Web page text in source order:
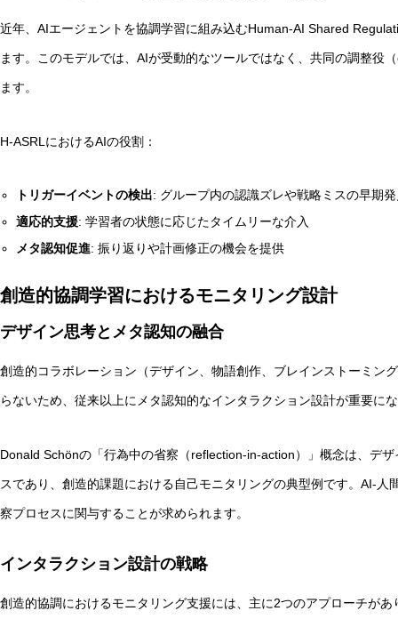
近年、AIエージェントを協調学習に組み込むHuman-AI Shared
ます。このモデルでは、AIが受動的なツールではなく、共同の調整役
ます。
H-ASRLにおけるAIの役割：
トリガーイベントの検出: グループ内の認識ズレや戦略ミスの早期
適応的支援: 学習者の状態に応じたタイムリーな介入
メタ認知促進: 振り返りや計画修正の機会を提供
創造的協調学習におけるモニタリング設計
デザイン思考とメタ認知の融合
創造的コラボレーション（デザイン、物語創作、ブレインストーミン
らないため、従来以上にメタ認知的なインタラクション設計が重要に
Donald Schönの「行為中の省察（reflection-in-action）」概念は、デ
スであり、創造的課題における自己モニタリングの典型例です。AI-
察プロセスに関与することが求められます。
インタラクション設計の戦略
創造的協調におけるモニタリング支援には、主に2つのアプローチがあ